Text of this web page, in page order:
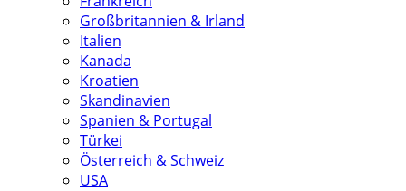
Großbritannien & Irland
Italien
Kanada
Kroatien
Skandinavien
Spanien & Portugal
Türkei
Österreich & Schweiz
USA